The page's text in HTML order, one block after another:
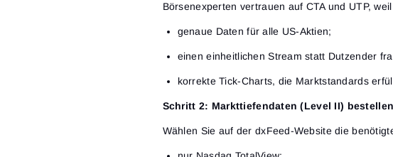
Börsenexperten vertrauen auf CTA und UTP,
genaue Daten für alle US-Aktien;
einen einheitlichen Stream statt Dutzender
korrekte Tick-Charts, die Marktstandards
Schritt 2: Markttiefendaten (Level II)
Wählen Sie auf der dxFeed-Website die